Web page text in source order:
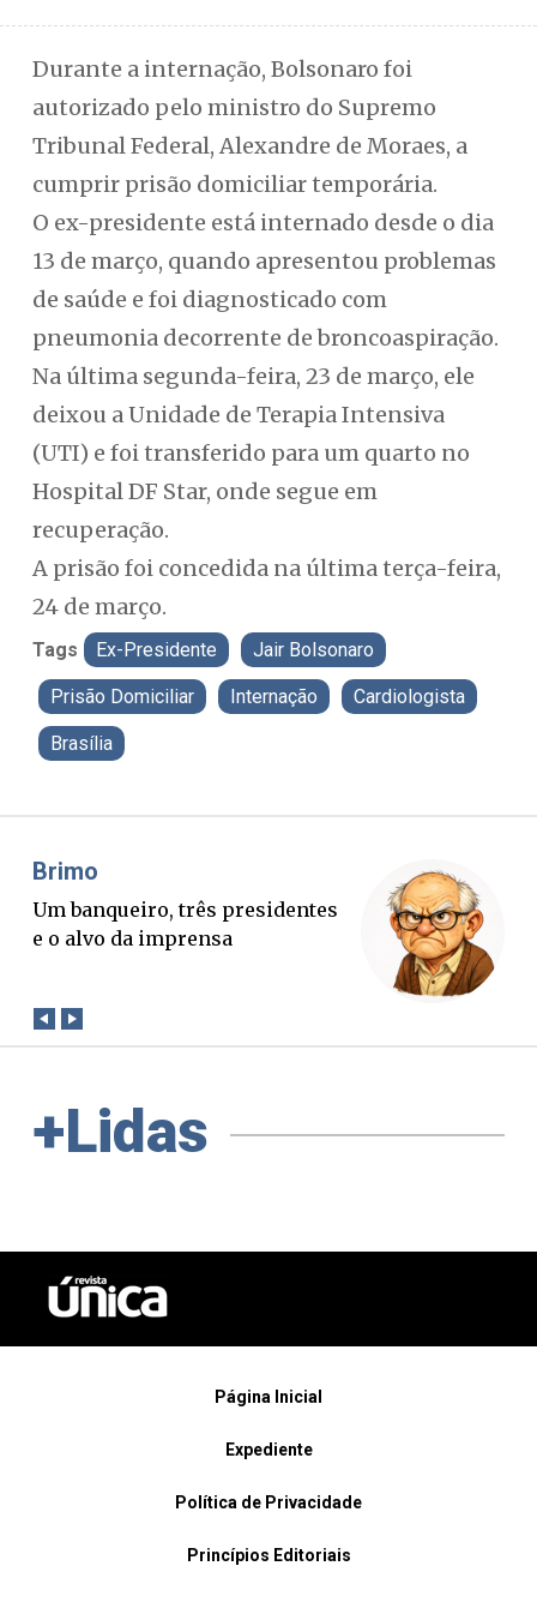
Durante a internação, Bolsonaro foi
autorizado pelo ministro do Supremo
Tribunal Federal, Alexandre de Moraes, a
cumprir prisão domiciliar temporária.
O ex-presidente está internado desde o dia
13 de março, quando apresentou problemas
de saúde e foi diagnosticado com
pneumonia decorrente de broncoaspiração.
Na última segunda-feira, 23 de março, ele
deixou a Unidade de Terapia Intensiva
(UTI) e foi transferido para um quarto no
Hospital DF Star, onde segue em
recuperação.
A prisão foi concedida na última terça-feira,
24 de março.
Tags Ex-Presidente Jair Bolsonaro
Prisão Domiciliar Internação Cardiologista
Brasília
Brimo
Um banqueiro, três presidentes
e o alvo da imprensa
+Lidas
Página Inicial
Expediente
Política de Privacidade
Princípios Editoriais